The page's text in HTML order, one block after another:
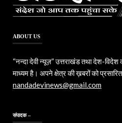
ABOUT US
“नन्दा देवी न्यूज़” उत्तराखंड तथा देश-
माध्यम है। अपने क्षेत्र की ख़बरों को
nandadevinews@gmail.com
संपादक –